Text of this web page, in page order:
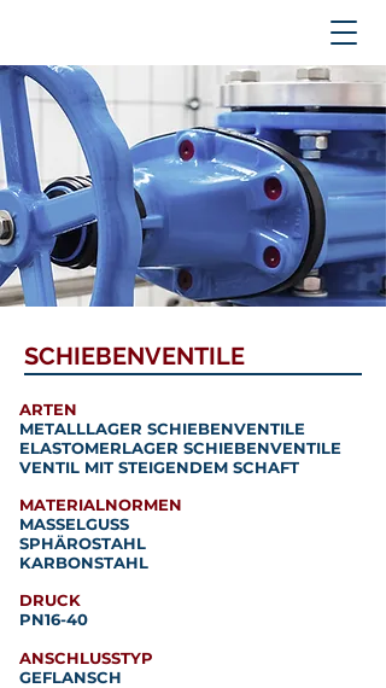
SCHIEBENVENTILE
ARTEN
METALLLAGER SCHIEBENVENTILE
ELASTOMERLAGER SCHIEBENVENTILE
VENTIL MIT STEIGENDEM SCHAFT
MATERIALNORMEN
MASSELGUSS
SPHÄROSTAHL
KARBONSTAHL
DRUCK
PN16-40
ANSCHLUSSTYP
GEFLANSCH